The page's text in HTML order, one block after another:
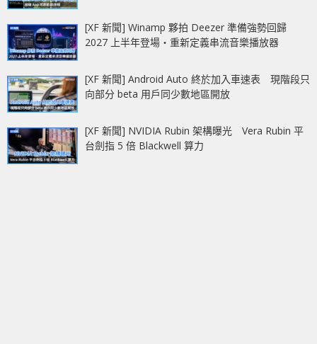
[XF 新聞] Winamp 夥拍 Deezer 準備強勢回歸
2027 上半年登場‧重新定義串流音樂播放器
[XF 新聞] Android Auto 終於加入車速表 現階段只
向部分 beta 用戶同少數地區開放
[XF 新聞] NVIDIA Rubin 架構曝光 Vera Rubin 平
台劍指 5 倍 Blackwell 算力